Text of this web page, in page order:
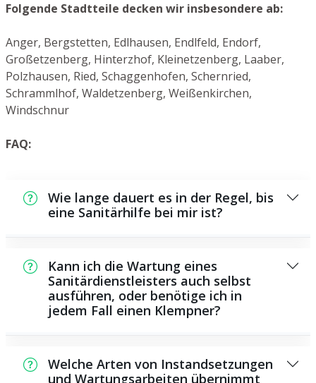
Folgende Stadtteile decken wir insbesondere ab:
Anger, Bergstetten, Edlhausen, Endlfeld, Endorf,
Großetzenberg, Hinterzhof, Kleinetzenberg, Laaber,
Polzhausen, Ried, Schaggenhofen, Schernried,
Schrammlhof, Waldetzenberg, Weißenkirchen,
Windschnur
FAQ:
Wie lange dauert es in der Regel, bis
eine Sanitärhilfe bei mir ist?
kurzen Zeitraum an der Schadensstelle sein.
Dies hängt aber auch von der Auftragslage
zu dem Zeitraum ab sowie von der
Verkehrssituation und der Entfernung zu
Kann ich die Wartung eines
Sanitärdienstleisters auch selbst
ausführen, oder benötige ich in
jedem Fall einen Klempner?
Wartungsarbeiten, die Sie selbst
durchführen können, beispielsweise das
Welche Arten von Instandsetzungen
und Wartungsarbeiten übernimmt